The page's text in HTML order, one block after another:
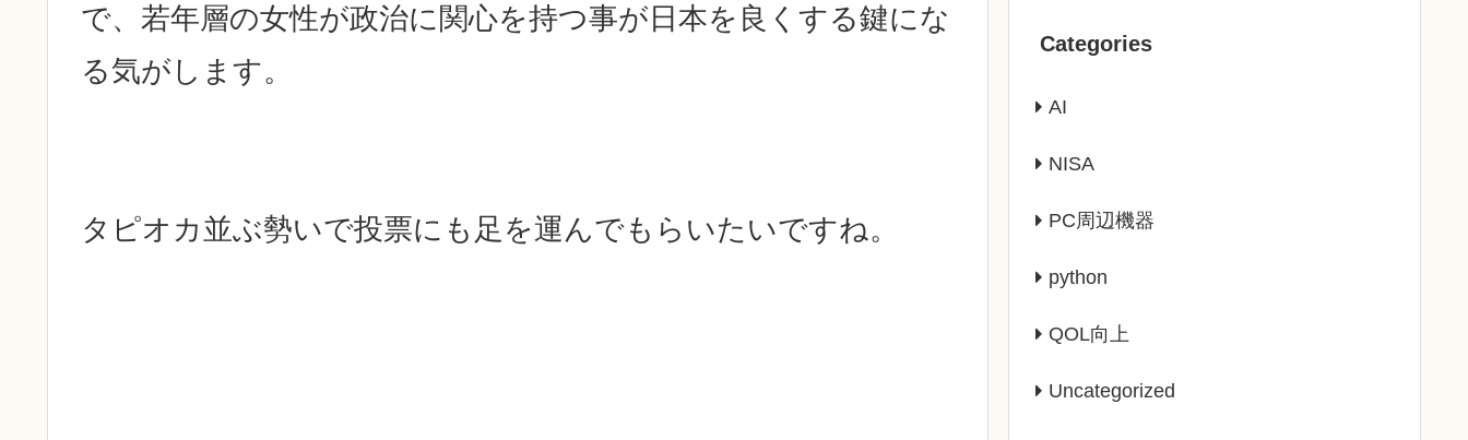
で、若年層の女性が政治に関心を持つ事が日本を良くする鍵にな
る気がします。
タピオカ並ぶ勢いで投票にも足を運んでもらいたいですね。
Categories
AI
NISA
PC周辺機器
python
QOL向上
Uncategorized